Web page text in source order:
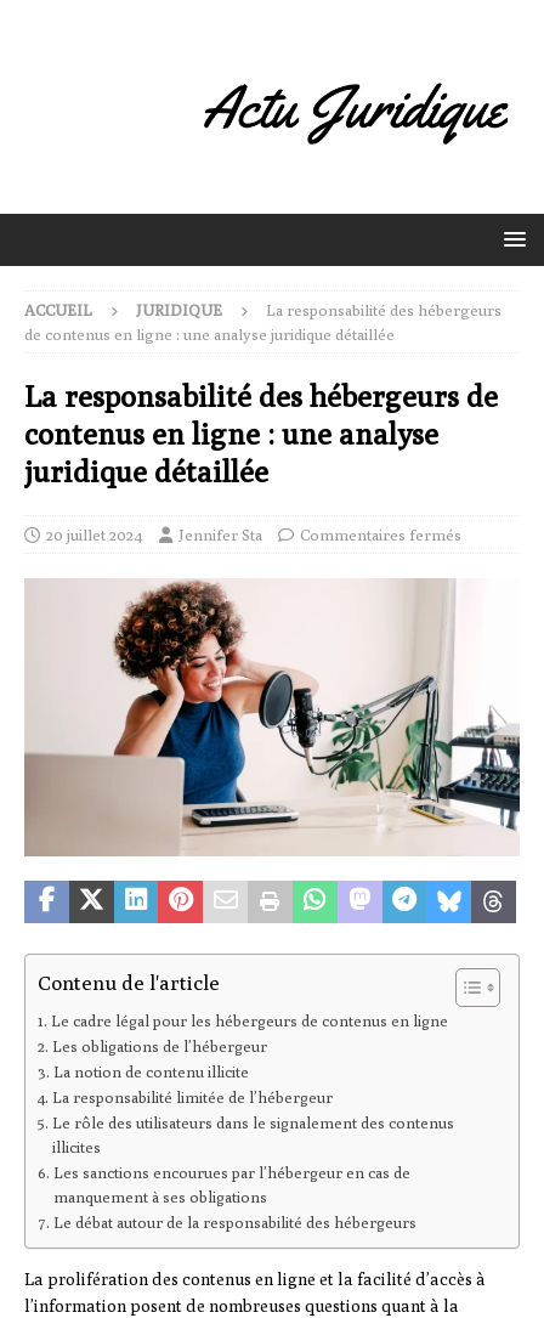
ACCUEIL JURIDIQUE
La responsabilité des hébergeurs
de contenus en ligne : une analyse juridique détaillée
La responsabilité des hébergeurs de
contenus en ligne : une analyse
juridique détaillée
20 juillet 2024 Jennifer Sta Commentaires fermés
Contenu de l'article
Le cadre légal pour les hébergeurs de contenus en ligne
Les obligations de l’hébergeur
La notion de contenu illicite
La responsabilité limitée de l’hébergeur
Le rôle des utilisateurs dans le signalement des contenus
illicites
Les sanctions encourues par l’hébergeur en cas de
manquement à ses obligations
Le débat autour de la responsabilité des hébergeurs
La prolifération des contenus en ligne et la facilité d’accès à
l’information posent de nombreuses questions quant à la